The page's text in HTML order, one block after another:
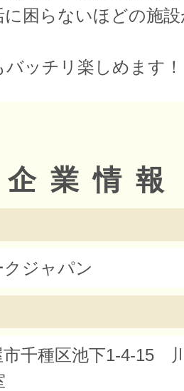
に困らないほどの施
ッチリ楽しめます！
企業情報
ジャパン
市千種区池下1-4-15